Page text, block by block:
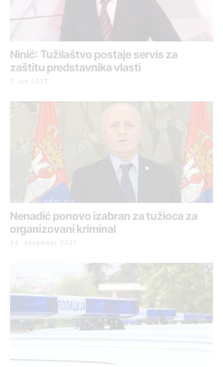
Ninić: Tužilaštvo postaje servis za
zaštitu predstavnika vlasti
7. jun 2022.
Nenadić ponovo izabran za tužioca za
organizovani kriminal
24. decembar 2021.